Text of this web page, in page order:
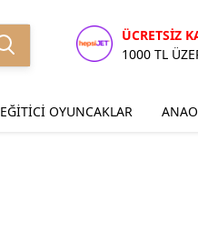
ÜCRETSİZ
1000 TL
EĞİTİCİ OYUNCAKLAR